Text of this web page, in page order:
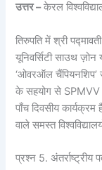
उत्तर –केरल
तिरुपति में श्री
यूनिवर्सिटी साउथ
‘ओवरऑल चैंपियनशिप’
के सहयोग से SPMVV
पाँच दिवसीय
वाले समस्त
प्रश्न 5.